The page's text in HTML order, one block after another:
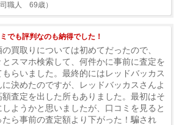
司職人 69歳）
でも評判なのも納得でした！
の買取りについては初めてだったので、
とスマホ検索して、何件かに事前に査定を
もらいました。最終的にはレッドバッカス
に決めたのですが、レッドバッカスさんよ
額査定を出した所もありました。最初はそ
しようかと思いましたが、口コミを見ると
たら事前の査定額より下がった！騙され